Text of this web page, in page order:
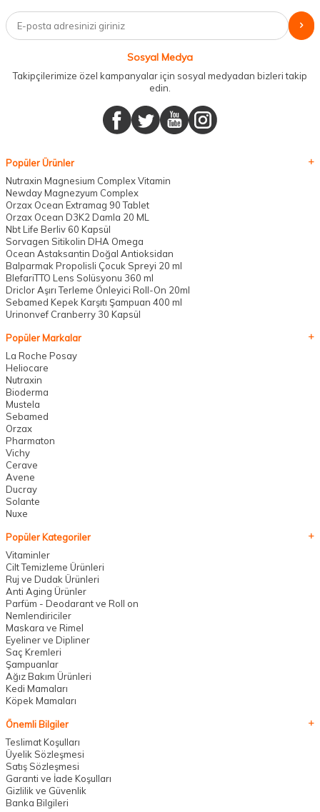
Sosyal Medya
Takipçilerimize özel kampanyalar için sosyal medyadan bizleri takip
edin.
Popüler Ürünler
Nutraxin Magnesium Complex Vitamin
Newday Magnezyum Complex
Orzax Ocean Extramag 90 Tablet
Orzax Ocean D3K2 Damla 20 ML
Nbt Life Berliv 60 Kapsül
Sorvagen Sitikolin DHA Omega
Ocean Astaksantin Doğal Antioksidan
Balparmak Propolisli Çocuk Spreyi 20 ml
BlefariTTO Lens Solüsyonu 360 ml
Driclor Aşırı Terleme Önleyici Roll-On 20ml
Sebamed Kepek Karşıtı Şampuan 400 ml
Urinonvef Cranberry 30 Kapsül
Popüler Markalar
La Roche Posay
Heliocare
Nutraxin
Bioderma
Mustela
Sebamed
Orzax
Pharmaton
Vichy
Cerave
Avene
Ducray
Solante
Nuxe
Popüler Kategoriler
Vitaminler
Cilt Temizleme Ürünleri
Ruj ve Dudak Ürünleri
Anti Aging Ürünler
Parfüm - Deodarant ve Roll on
Nemlendiriciler
Maskara ve Rimel
Eyeliner ve Dipliner
Saç Kremleri
Şampuanlar
Ağız Bakım Ürünleri
Kedi Mamaları
Köpek Mamaları
Önemli Bilgiler
Teslimat Koşulları
Üyelik Sözleşmesi
Satış Sözleşmesi
Garanti ve İade Koşulları
Gizlilik ve Güvenlik
Banka Bilgileri